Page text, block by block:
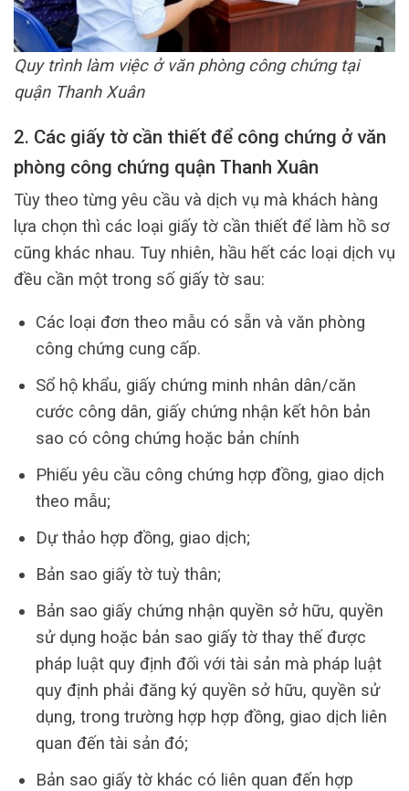
Quy trình làm việc ở văn phòng công chứng tại
quận Thanh Xuân
2. Các giấy tờ cần thiết để công chứng ở văn
phòng công chứng quận Thanh Xuân
Tùy theo từng yêu cầu và dịch vụ mà khách hàng
lựa chọn thì các loại giấy tờ cần thiết để làm hồ sơ
cũng khác nhau. Tuy nhiên, hầu hết các loại dịch vụ
đều cần một trong số giấy tờ sau:
Các loại đơn theo mẫu có sẵn và văn phòng
công chứng cung cấp.
Sổ hộ khẩu, giấy chứng minh nhân dân/căn
cước công dân, giấy chứng nhận kết hôn bản
sao có công chứng hoặc bản chính
Phiếu yêu cầu công chứng hợp đồng, giao dịch
theo mẫu;
Dự thảo hợp đồng, giao dịch;
Bản sao giấy tờ tuỳ thân;
Bản sao giấy chứng nhận quyền sở hữu, quyền
sử dụng hoặc bản sao giấy tờ thay thế được
pháp luật quy định đối với tài sản mà pháp luật
quy định phải đăng ký quyền sở hữu, quyền sử
dụng, trong trường hợp hợp đồng, giao dịch liên
quan đến tài sản đó;
Bản sao giấy tờ khác có liên quan đến hợp